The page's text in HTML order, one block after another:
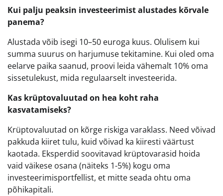
Kui palju peaksin investeerimist alustades kõrvale
panema?
Alustada võib isegi 10–50 euroga kuus. Olulisem kui
summa suurus on harjumuse tekitamine. Kui oled oma
eelarve paika saanud, proovi leida vähemalt 10% oma
sissetulekust, mida regulaarselt investeerida.
Kas krüptovaluutad on hea koht raha
kasvatamiseks?
Krüptovaluutad on kõrge riskiga varaklass. Need võivad
pakkuda kiiret tulu, kuid võivad ka kiiresti väärtust
kaotada. Eksperdid soovitavad krüptovarasid hoida
vaid väikese osana (näiteks 1-5%) kogu oma
investeerimisportfellist, et mitte seada ohtu oma
põhikapitali.